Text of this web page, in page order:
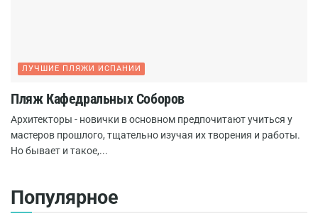
ЛУЧШИЕ ПЛЯЖИ ИСПАНИИ
Пляж Кафедральных Соборов
Архитекторы - новички в основном предпочитают учиться у
мастеров прошлого, тщательно изучая их творения и работы.
Но бывает и такое,...
Популярное